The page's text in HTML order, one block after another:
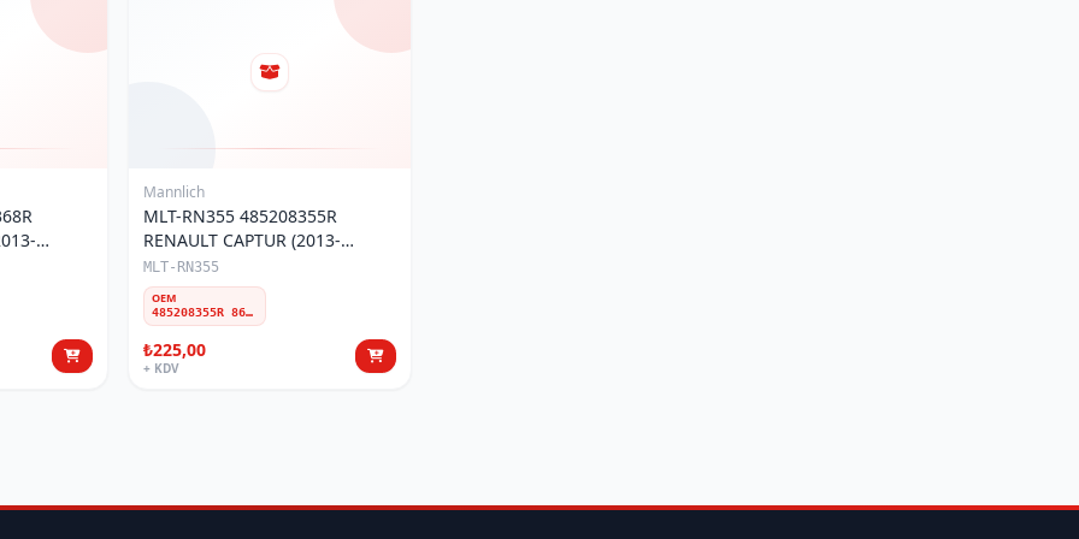
Mannlich
MLT-RN355 485208355R
RENAULT CAPTUR (2013-
20)/CLIO IV(2012-19) ROTBAŞI
SAĞ
MLT-RN355
OEM
485208355R 8660005235
₺225,00
+ KDV